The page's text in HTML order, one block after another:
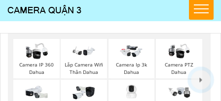
Camera IP 360
Dahua
Lắp Camera Wifi
Thân Dahua
Camera Ip 3k
Dahua
Camera PTZ
Dahua